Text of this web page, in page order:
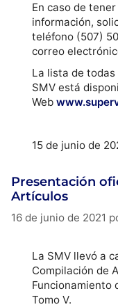
En caso de
información,
teléfono (507)
correo
La lista de
SMV está
Web
15 de junio de
Presentación
Artículos
16 de junio de 2021
La SMV llevó a
Compilación de
Funcionamiento
Tomo V.